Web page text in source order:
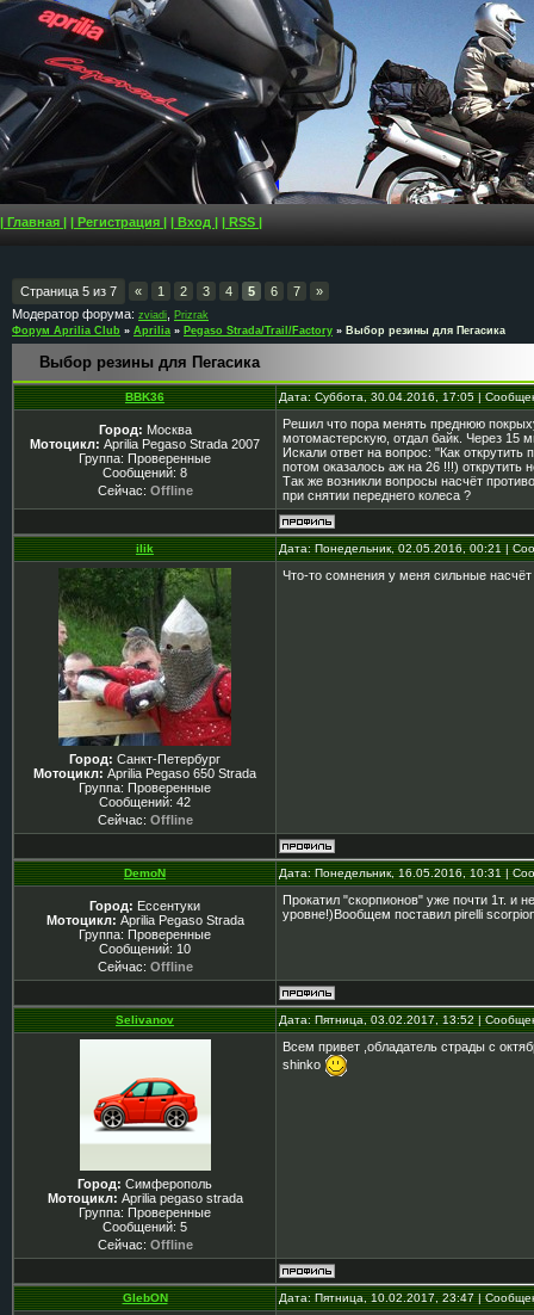
| Главная | | Регистрация | | Вход | | RSS |
Страница 5 из 7 « 1 2 3 4 5 6 7
»
Модератор форума: zviadi
Prizrak
Форум Aprilia Club » Aprilia » Pegaso Strada/Trail/Factory » Выбор резины для Пегасика
Выбор резины для Пегасика
BBK36 Дата: Суббота, 30.04.2016, 17:05 |
Город: Москва
Мотоцикл: Aprilia Pegaso Strada 2007
Группа: Проверенные
Сообщений: 8
Сейчас: Offline
Решил что пора менять преднюю
мотомастерскую, отдал байк. Через 15
Искали ответ на вопрос: "Как
потом оказалось аж на 26 !!!) открутить
Так же возникли вопросы насчёт
при снятии переднего колеса ?
ilik Дата: Понедельник, 02.05.2016, 00:21 |
Город: Санкт-Петербург
Мотоцикл: Aprilia Pegaso 650 Strada
Группа: Проверенные
Сообщений: 42
Сейчас: Offline
Что-то сомнения у меня сильные
DemoN Дата: Понедельник, 16.05.2016, 10:31 |
Город: Ессентуки
Мотоцикл: Aprilia Pegaso Strada
Группа: Проверенные
Сообщений: 10
Сейчас: Offline
Прокатил "скорпионов" уже почти 1т. и
уровне!)Вообщем поставил pirelli
Selivanov Дата: Пятница, 03.02.2017, 13:52 |
Город: Симферополь
Мотоцикл: Aprilia pegaso strada
Группа: Проверенные
Сообщений: 5
Сейчас: Offline
Всем привет ,обладатель страды с
shinko
GlebON Дата: Пятница, 10.02.2017, 23:47 |